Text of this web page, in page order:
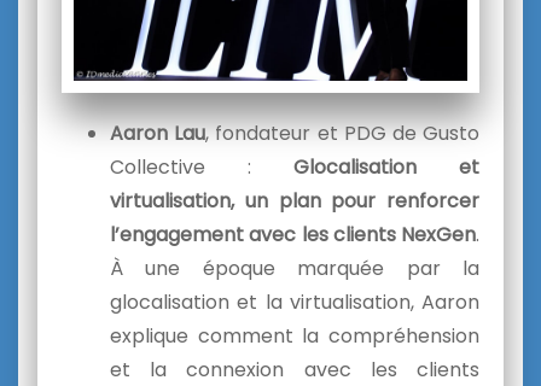
Aaron Lau, fondateur et PDG de Gusto
Collective : Glocalisation et
virtualisation, un plan pour renforcer
l’engagement avec les clients NexGen.
À une époque marquée par la
glocalisation et la virtualisation, Aaron
explique comment la compréhension
et la connexion avec les clients